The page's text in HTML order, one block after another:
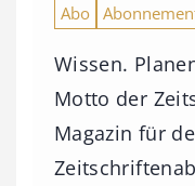
Abo
Wissen.
Motto der
Magazin für